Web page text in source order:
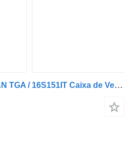
卡车 MAN 的 变速箱 MAN TGA / 16S151IT Caixa de Velocidades com Intarder 81320036026